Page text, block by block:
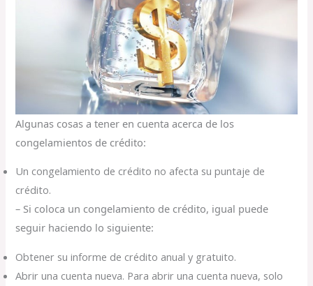
Algunas cosas a tener en cuenta acerca de los
congelamientos de crédito:
Un congelamiento de crédito no afecta su puntaje de
crédito.
– Si coloca un congelamiento de crédito, igual puede
seguir haciendo lo siguiente:
Obtener su informe de crédito anual y gratuito.
Abrir una cuenta nueva. Para abrir una cuenta nueva, solo